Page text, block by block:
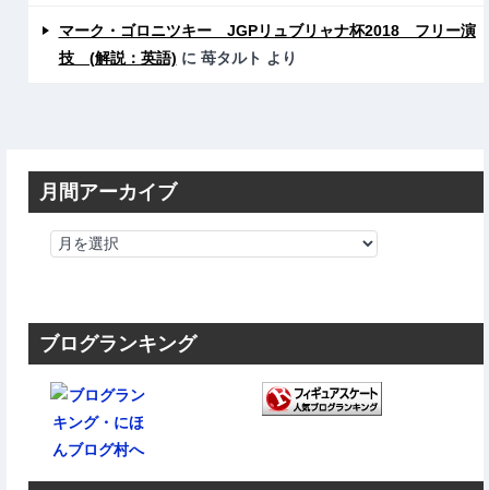
マーク・ゴロニツキー JGPリュブリャナ杯2018 フリー演
技 (解説：英語) に 苺タルト より
月間アーカイブ
ブログランキング